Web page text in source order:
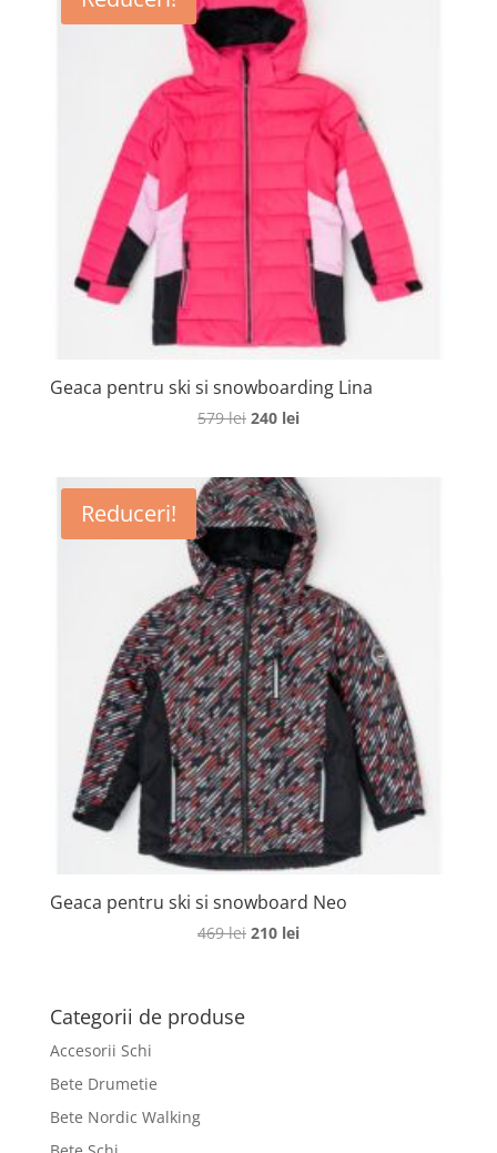
1349 lei.
Geaca pentru ski si snowboarding Lina
579lei Prețul
fost:
579 lei.
240 leiPrețul
240 lei.
Reduceri!
Geaca pentru ski si snowboard Neo
469lei Prețul
210 leiPrețul
Categorii de produse
Accesorii Schi
Bete Drumetie
Bete Nordic Walking